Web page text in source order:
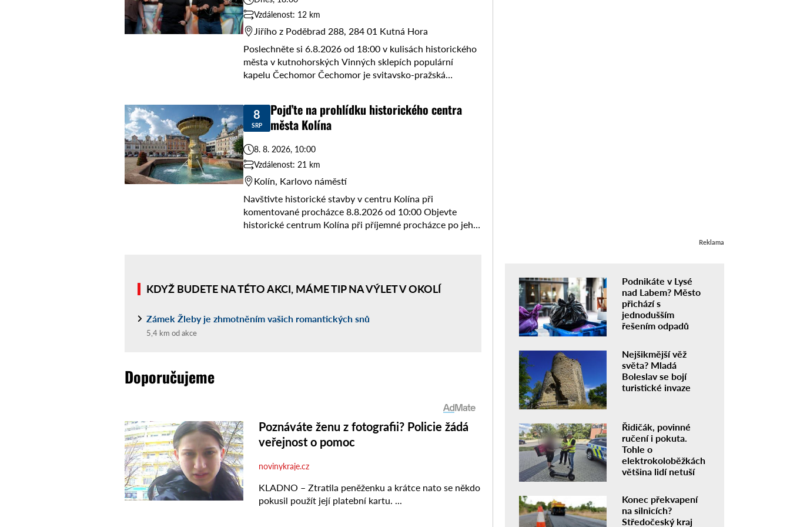
Vzdálenost: 12 km
Jiřího z Poděbrad 288, 284 01 Kutná Hora
Poslechněte si 6.8.2026 od 18:00 v kulisách historického
města v kutnohorských Vinných sklepích populární
kapelu Čechomor Čechomor je svitavsko-pražská
8
SRP
Pojďte na prohlídku historického centra
města Kolína
8. 8. 2026, 10:00
Vzdálenost: 21 km
Kolín, Karlovo náměstí
Navštivte historické stavby v centru Kolína při
komentované procházce 8.8.2026 od 10:00 Objevte
historické centrum Kolína při příjemné procházce po jeho
KDYŽ BUDETE NA TÉTO AKCI, MÁME TIP NA VÝLET V OKOLÍ
Zámek Žleby je zhmotněním vašich romantických snů
5,4 km od akce
Doporučujeme
Reklama
Podnikáte v Lysé
nad Labem? Město
přichází s
jednodušším
řešením odpadů
Nejšikmější věž
světa? Mladá
Boleslav se bojí
turistické invaze
Řidičák, povinné
ručení i pokuta.
Tohle o
elektrokoloběžkách
většina lidí netuší
Konec překvapení
na silnicích?
Středočeský kraj